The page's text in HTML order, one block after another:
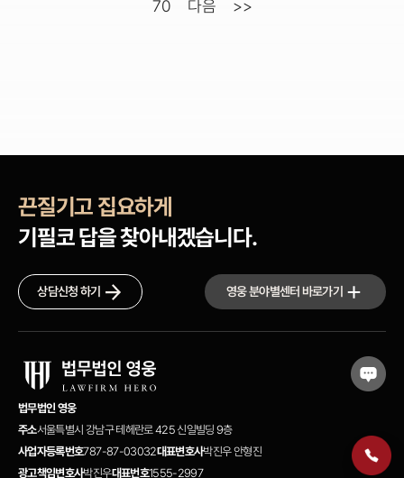
70
다음 >>
끈질기고 집요하게
기필코 답을 찾아내겠습니다.
상담신청 하기 영웅 분야별센터 바로가기
법무법인 영웅
주소서울특별시 강남구 테헤란로 425 신일빌딩 9층
사업자등록번호787-87-03032대표변호사박진우 안형진
광고책임변호사박진우대표번호1555-2997